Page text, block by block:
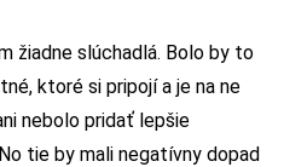
žiadne slúchadlá. Bolo by to
ktoré si pripojí a je na ne
nebolo pridať lepšie
tie by mali negatívny dopad